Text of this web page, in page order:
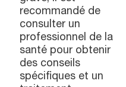
recommandé de
consulter un
professionnel de la
santé pour obtenir
des conseils
spécifiques et un